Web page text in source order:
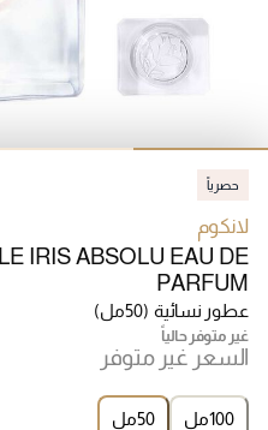
حصرياً
لانكوم
IRIS ABSOLU EAU DE
PARFUM
عطور نسائية (50مل)
غير متوفر حالياً
السعر غير متوفر
100مل 50مل